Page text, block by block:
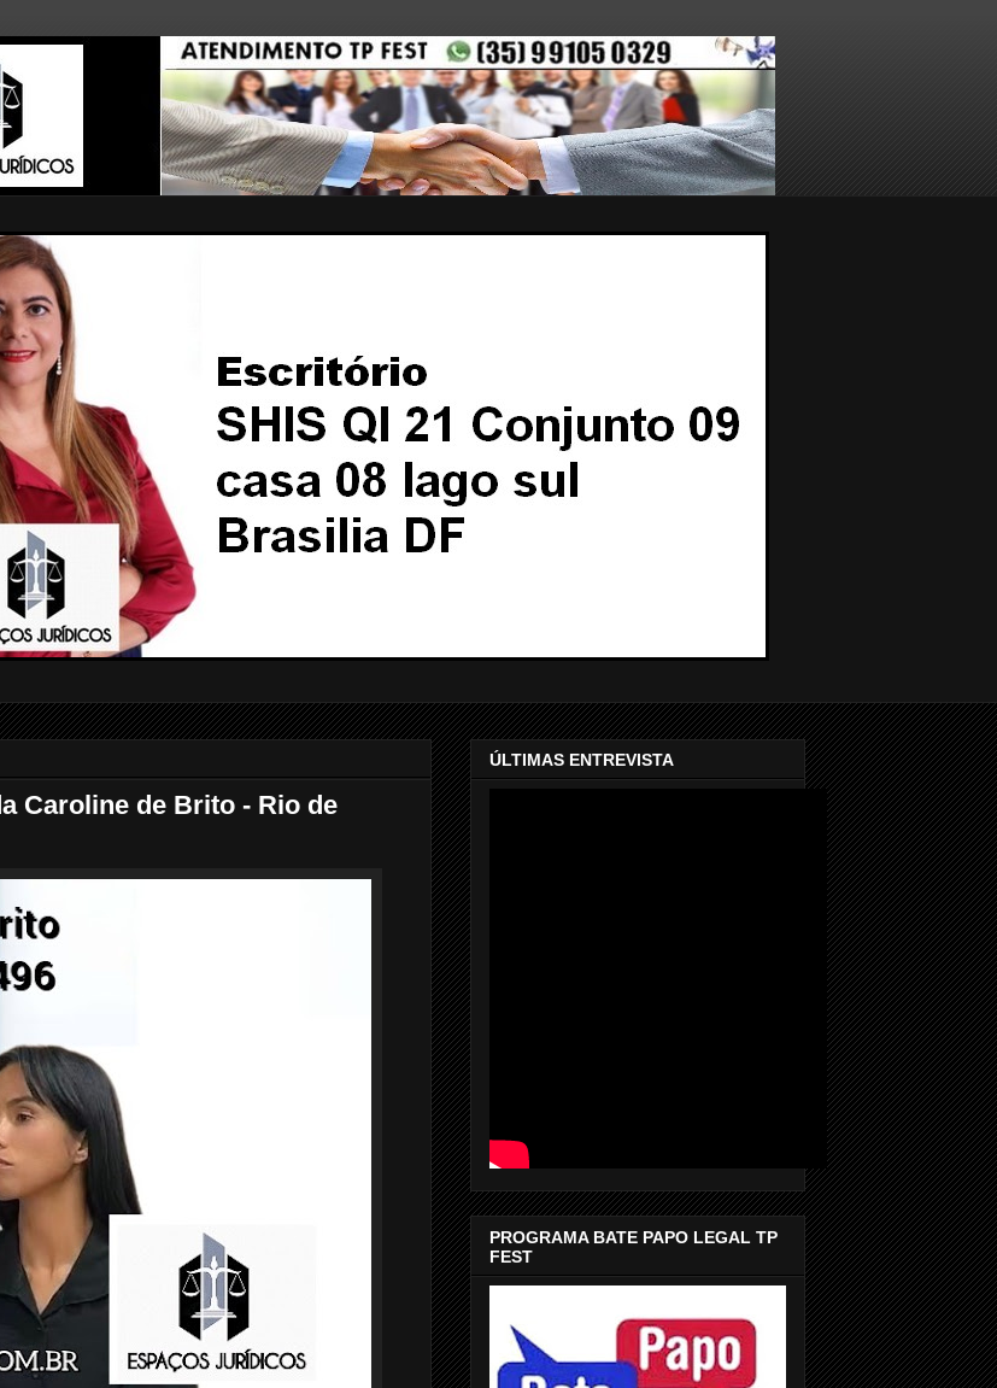
Caroline de Brito - Rio de
ÚLTIMAS ENTREVISTA
PROGRAMA BATE PAPO LEGAL TP
FEST